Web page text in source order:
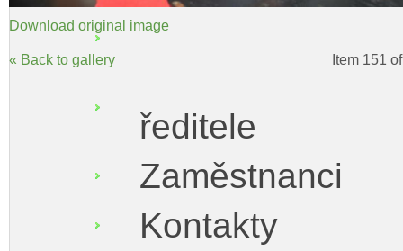
Download original image
« Back to gallery Item 151
ředitele
Zaměstnanci
Kontakty